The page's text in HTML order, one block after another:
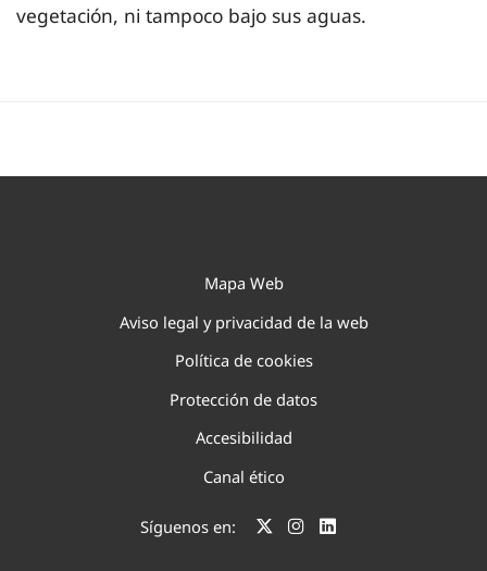
vegetación, ni tampoco bajo sus aguas.
Mapa Web
Aviso legal y privacidad de la web
Política de cookies
Protección de datos
Accesibilidad
Canal ético
Síguenos en: